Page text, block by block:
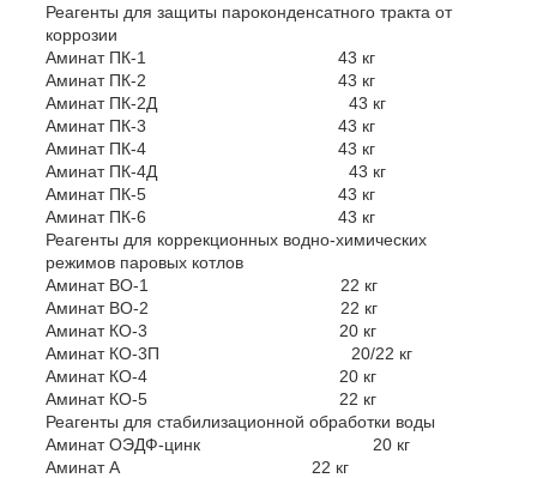
Реагенты для защиты пароконденсатного тракта от
коррозии
Аминат ПК-1 43 кг
Аминат ПК-2 43 кг
Аминат ПК-2Д 43 кг
Аминат ПК-3 43 кг
Аминат ПК-4 43 кг
Аминат ПК-4Д 43 кг
Аминат ПК-5 43 кг
Аминат ПК-6 43 кг
Реагенты для коррекционных водно-химических
режимов паровых котлов
Аминат ВО-1 22 кг
Аминат ВО-2 22 кг
Аминат КО-3 20 кг
Аминат КО-3П 20/22 кг
Аминат КО-4 20 кг
Аминат КО-5 22 кг
Реагенты для стабилизационной обработки воды
Аминат ОЭДФ-цинк 20 кг
Аминат А 22 кг